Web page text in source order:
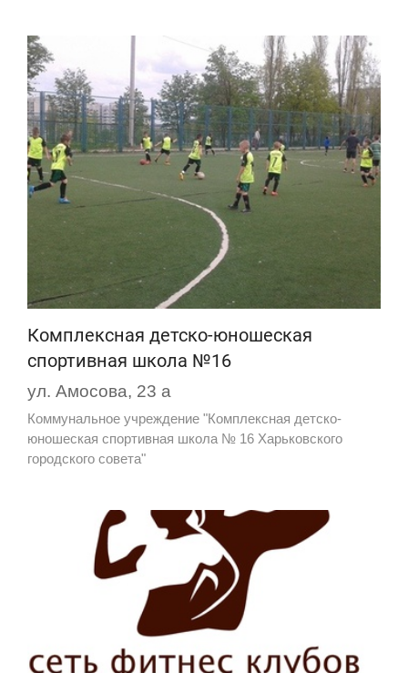
Комплексная детско-юношеская
спортивная школа №16
ул. Амосова, 23 а
Коммунальное учреждение "Комплексная детско-
юношеская спортивная школа № 16 Харьковского
городского совета"